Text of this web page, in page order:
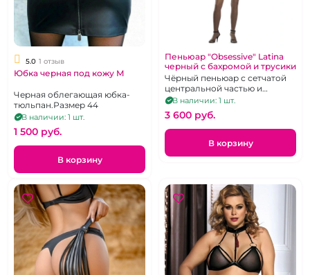
5.0 1 отзыв
Юбка черная под кожу М
Черная облегающая юбка-
тюльпан.Размер 44
В наличии: 1 шт.
1 500 pуб.
В корзину
Пеньюар "Obsessive" Latina
черный с бахромой и трусики
Чёрный пеньюар с сетчатой
центральной частью и
бахромой, стринги в
комплекте, р 40-44
В наличии: 1 шт.
3 600 pуб.
В корзину